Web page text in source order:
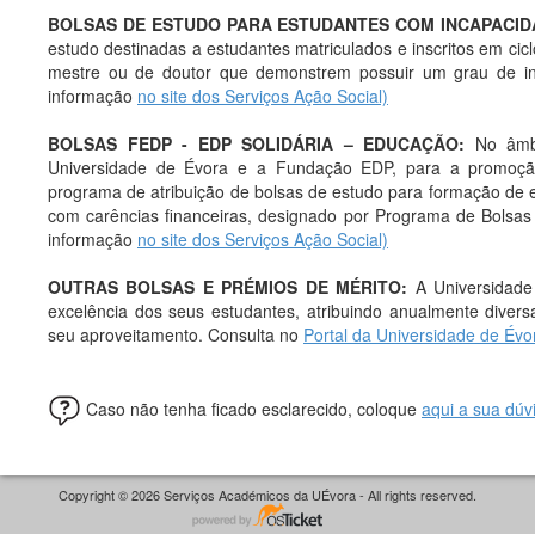
BOLSAS DE ESTUDO PARA ESTUDANTES COM
estudo destinadas a estudantes matriculados e inscritos em
mestre ou de doutor que demonstrem possuir um grau de
informação no site dos Serviços Ação Social)
BOLSAS FEDP - EDP SOLIDÁRIA – EDUCAÇÃO: No
Universidade de Évora e a Fundação EDP, para a
programa de atribuição de bolsas de estudo para formação
com carências financeiras, designado por Programa de
informação no site dos Serviços Ação Social)
OUTRAS BOLSAS E PRÉMIOS DE MÉRITO: A
excelência dos seus estudantes, atribuindo anualmente
seu aproveitamento. Consulta no Portal da Universidade de
Caso não tenha ficado esclarecido, coloque aqui a sua
Copyright © 2026 Serviços Académicos da UÉvora - All rights reserved.